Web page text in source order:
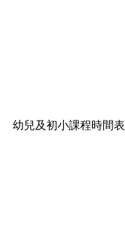
幼兒及初小課程時間表